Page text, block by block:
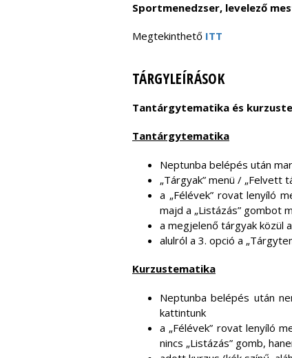
Sportmenedzser, levelező
Megtekinthető ITT
TÁRGYLEÍRÁSOK
Tantárgytematika és
Tantárgytematika
Neptunba belépés után
„Tárgyak” menü / „Felvett
a „Félévek” rovat lenyíló
majd a „Listázás” gombot
a megjelenő tárgyak közül
alulról a 3. opció a
Kurzustematika
Neptunba belépés után
kattintunk
a „Félévek” rovat lenyíló
nincs „Listázás” gomb,